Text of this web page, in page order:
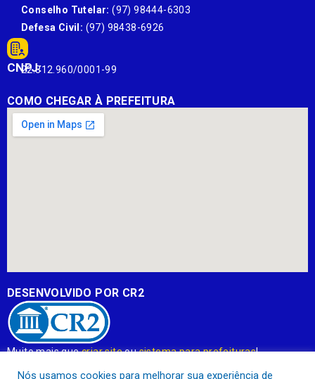
Conselho Tutelar: (97) 98444-6303
Defesa Civil: (97) 98438-6926
CNPJ:
22.812.960/0001-99
COMO CHEGAR À PREFEITURA
DESENVOLVIDO POR CR2
Muito mais quecriar siteousistema para prefeituras!
Nós usamos cookies para melhorar sua experiência de